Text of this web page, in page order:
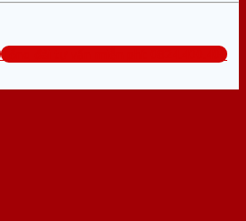
Tổng đài tư vấn miễn phí: 0824.400.400